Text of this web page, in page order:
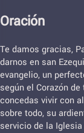
Oración
Te damos gracias,
darnos en san
evangelio, un
según el Corazón
concedas vivir con
sobre todo, su
servicio de la